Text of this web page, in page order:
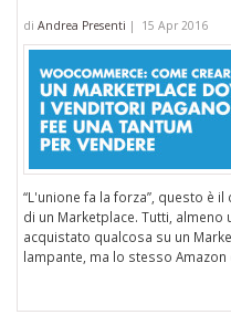
di Andrea Presenti | 15 Apr 2016
“L'unione fa la forza”, questo è
di un Marketplace. Tutti, almeno
acquistato qualcosa su un
lampante, ma lo stesso Amazon